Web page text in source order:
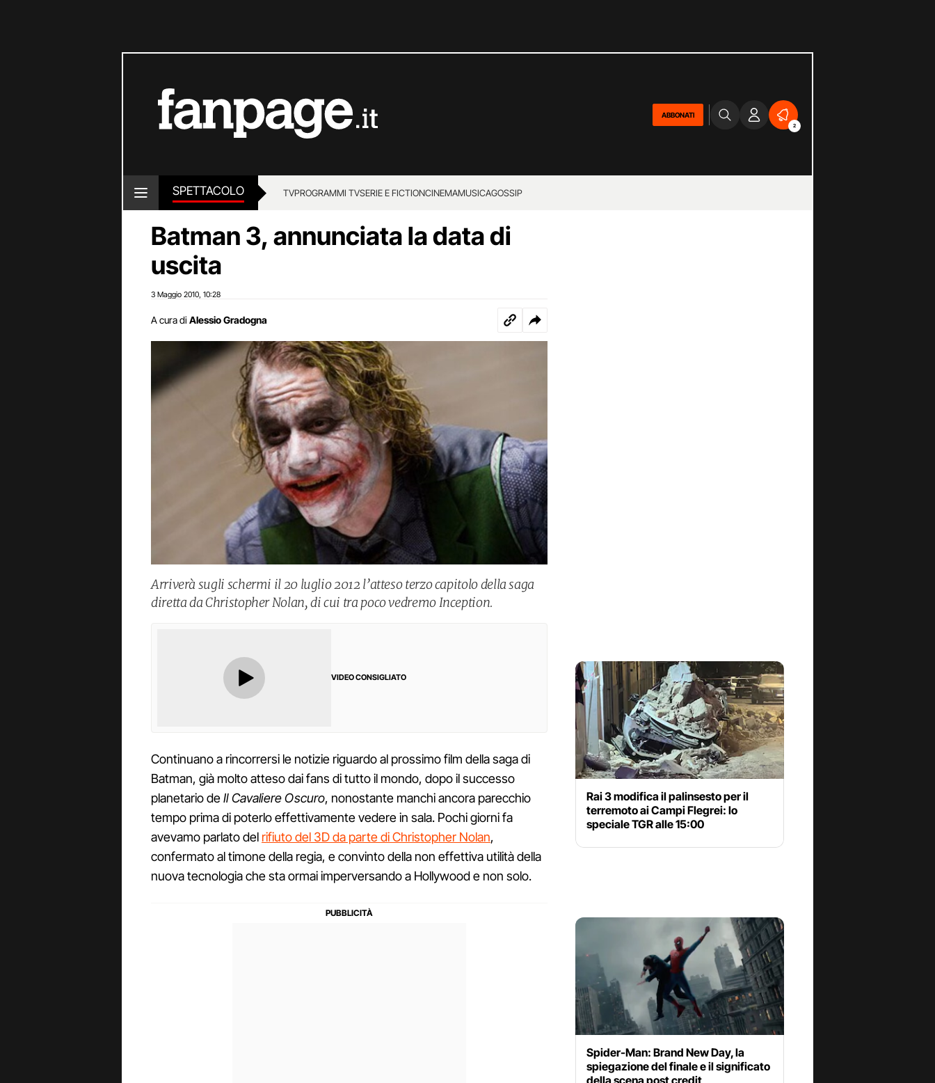
ABBONATI
2
SPETTACOLO TVPROGRAMMI TVSERIE E FICTIONCINEMAMUSICAGOSSIP
Batman 3, annunciata la data di
uscita
3 Maggio 2010 10:28
A cura di Alessio Gradogna
Arriverà sugli schermi il 20 luglio 2012 l’atteso terzo capitolo della saga
diretta da Christopher Nolan, di cui tra poco vedremo Inception.
VIDEO CONSIGLIATO
Continuano a rincorrersi le notizie riguardo al prossimo film della saga di
Batman, già molto atteso dai fans di tutto il mondo, dopo il successo
planetario deIl Cavaliere Oscuro, nonostante manchi ancora parecchio
tempo prima di poterlo effettivamente vedere in sala. Pochi giorni fa
avevamo parlato del rifiuto del 3D da parte di Christopher Nolan,
confermato al timone della regia, e convinto della non effettiva utilità della
nuova tecnologia che sta ormai imperversando a Hollywood e non solo.
Rai 3 modifica il palinsesto per il
terremoto ai Campi Flegrei: lo
speciale TGR alle 15:00
Spider-Man: Brand New Day, la
spiegazione del finale e il significato
della scena post credit